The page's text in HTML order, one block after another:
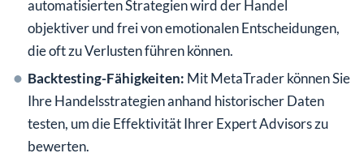
automatisierten Strategien wird der Handel
objektiver und frei von emotionalen Entscheidungen,
die oft zu Verlusten führen können.
Backtesting-Fähigkeiten: Mit MetaTrader können Sie
Ihre Handelsstrategien anhand historischer Daten
testen, um die Effektivität Ihrer Expert Advisors zu
bewerten.